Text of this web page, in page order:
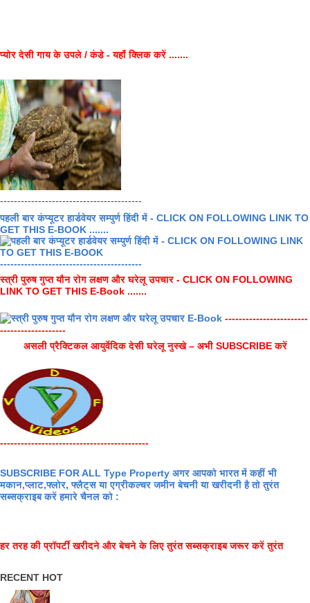
प्योर देसी गाय के उपले / कंडे - यहाँ क्लिक करें .......
-----------------------------------------
पहली बार कंप्यूटर हार्डवेयर सम्पुर्ण हिंदी में - CLICK ON FOLLOWING LINK TO
GET THIS E-BOOK .......
-----------------------------------------
स्त्री पुरुष गुप्त यौन रोग लक्षण और घरेलू उपचार - CLICK ON FOLLOWING
LINK TO GET THIS E-Book .......
------------------------
-------------------
असली प्रैक्टिकल आयुर्वेदिक देसी घरेलू नुस्खे – अभी SUBSCRIBE करें
-------------------------------------------
SUBSCRIBE FOR ALL Type Property अगर आपको भारत में कहीं भी
मकान,प्लाट,फ्लोर, फ्लैट्स या एग्रीकल्चर जमीन बेचनी या खरीदनी है तो तुरंत
सब्सक्राइब करें हमारे चैनल को :
हर तरह की प्रॉपर्टी खरीदने और बेचने के लिए तुरंत सब्सक्राइब जरूर करें तुरंत
RECENT HOT